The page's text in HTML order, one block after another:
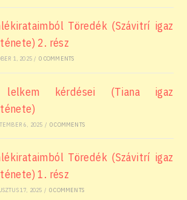
Töredék (Szávitrí igaz
2. rész
1, 2025 / 0 COMMENTS
kérdései (Tiana igaz
6, 2025 / 0 COMMENTS
Töredék (Szávitrí igaz
1. rész
17, 2025 / 0 COMMENTS